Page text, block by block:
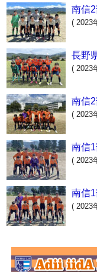
南信
( 2023
長野
( 2023
南信
( 2023
南信
( 2023
南信
( 2023